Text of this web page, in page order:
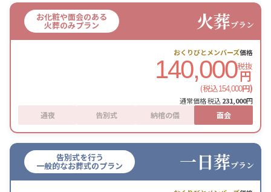
お化粧や面会のある
火葬のみプラン 火葬プラン
おくりびとメンバーズ価格
140,000税抜
円
(税込154,000円)
通常価格 税込231,000円
通夜 告別式 納棺の儀 面会
告別式を行う
一般的なお葬式のプラン 一日葬プラン